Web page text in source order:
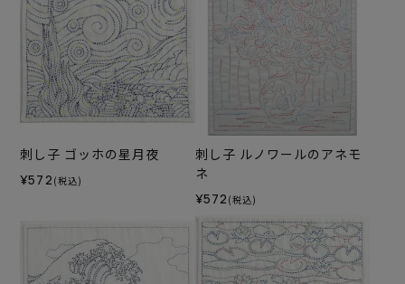
刺し子 ゴッホの星月夜
¥572 (税込)
刺し子 ルノワールのアネモ
ネ
¥572 (税込)